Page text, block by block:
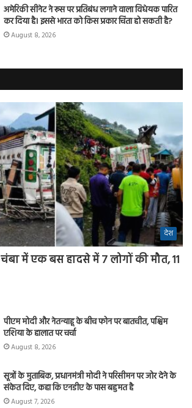
अमेरिकी सीनेट ने रूस पर प्रतिबंध लगाने वाला विधेयक पारित
कर दिया है। इससे भारत को किस प्रकार चिंता हो सकती है?
August 8, 2026
देश
में एक बस हादसे में 7 लोगों की मौत, 11
पीएम मोदी और नेतन्याहू के बीच फोन पर बातचीत, पश्चिम
एशिया के हालात पर चर्चा
August 8, 2026
सूत्रों के मुताबिक, प्रधानमंत्री मोदी ने परिसीमन पर जोर देने के
संकेत दिए, कहा कि एनडीए के पास बहुमत है
August 7, 2026